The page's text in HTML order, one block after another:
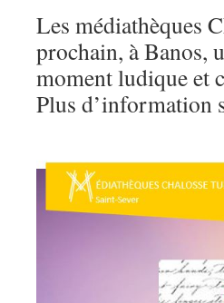
Les médiathèques
prochain, à Banos,
moment ludique et
Plus d’information